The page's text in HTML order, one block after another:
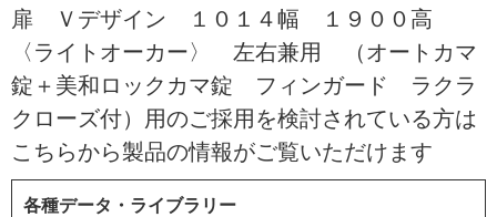
扉 Ｖデザイン １０１４幅 １９００高
〈ライトオーカー〉 左右兼用 （オートカマ
錠＋美和ロックカマ錠 フィンガード ラクラ
クローズ付）用のご採用を検討されている方は
こちらから製品の情報がご覧いただけます
各種データ・ライブラリー